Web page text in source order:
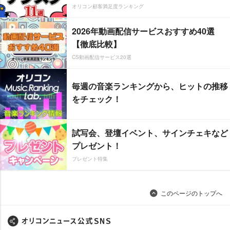
オリコン顧客満足度ランキング
2026年動画配信サービスおすすめ40選
【徹底比較】
CS動画配信サービス20選
毎週の音楽ランキングから、ヒットの推移
をチェック！
試写会、登壇イベント、サインチェキなど
プレゼント！
プレゼント特集
このページのトップへ